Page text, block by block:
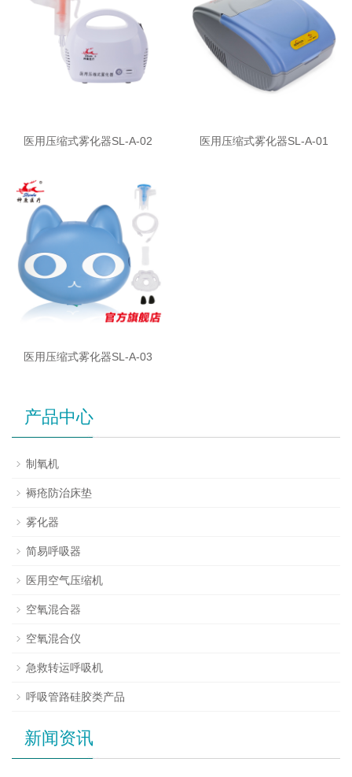
医用压缩式雾化器SL-A-02 医用压缩式雾化器SL-A-01
医用压缩式雾化器SL-A-03
产品中心
制氧机
褥疮防治床垫
雾化器
简易呼吸器
医用空气压缩机
空氧混合器
空氧混合仪
急救转运呼吸机
呼吸管路硅胶类产品
新闻资讯